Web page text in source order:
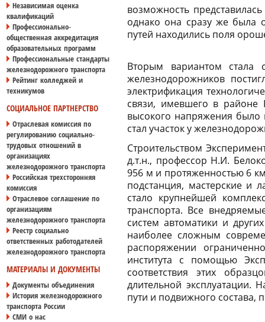
Независимая оценка
квалификаций
Профессионально-
общественная аккредитация
образовательных программ
Профессиональные стандарты
железнодорожного транспорта
Рейтинг колледжей и
техникумов
СОЦИАЛЬНОЕ ПАРТНЕРСТВО
Отраслевая комиссия по
регулированию социально-
трудовых отношений в
организациях
железнодорожного транспорта
Российская трехсторонняя
комиссия
Отраслевое соглашение по
организациям
железнодорожного транспорта
Реестр социально
ответственных работодателей
железнодорожного транспорта
МАТЕРИАЛЫ И ДОКУМЕНТЫ
Документы объединения
История железнодорожного
транспорта России
СМИ о нас
возможность
однако она сразу же была
путей находились поля
Вторым вариантом стала
железнодорожников
электрификация
связи, имевшего в районе
высокого напряжения было
стал участок у
Строительством
д.т.н., профессор Н.И.
956 м и протяженностью 6
подстанция, мастерские и
стало крупнейшей
транспорта. Все
систем автоматики и
наиболее сложным
распоряжении
института с помощью
соответствия этих
длительной эксплуатации.
пути и подвижного